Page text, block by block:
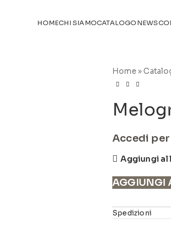
HOMECHI SIAMOCATALOGONEWS
Home »
Accedi
Aggiungi
AGGIUNGI
Spedizioni